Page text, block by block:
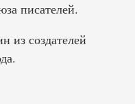
писателей.
создателей